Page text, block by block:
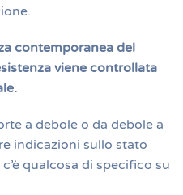
contemporanea del
viene controllata
a debole o da debole a
indicazioni sullo stato
qualcosa di specifico su